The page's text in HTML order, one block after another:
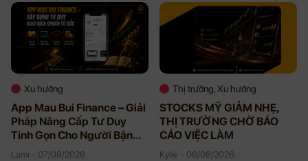
Xu hướng
App Mau Bui Finance – Giải
Pháp Nâng Cấp Tư Duy
Tinh Gọn Cho Người Bận
Rộn
Lami - 07/08/2026
Thị trường, Xu hướng
STOCKS MỸ GIẢM NHẸ,
THỊ TRƯỜNG CHỜ BÁO
CÁO VIỆC LÀM
Kylie - 06/08/2026